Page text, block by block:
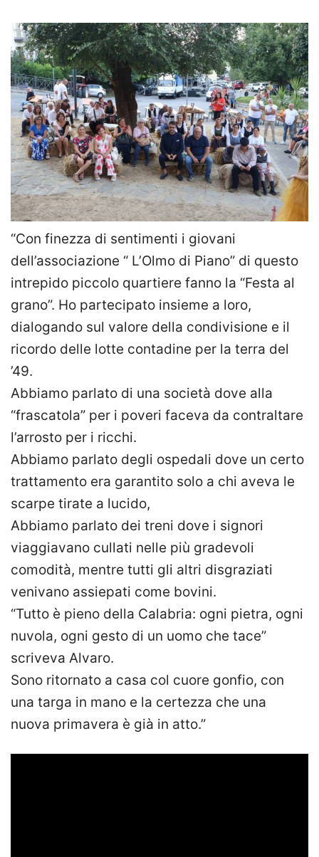
“Con finezza di sentimenti i giovani
dell’associazione “ L’Olmo di Piano” di questo
intrepido piccolo quartiere fanno la “Festa al
grano”. Ho partecipato insieme a loro,
dialogando sul valore della condivisione e il
ricordo delle lotte contadine per la terra del
’49.
Abbiamo parlato di una società dove alla
“frascatola” per i poveri faceva da contraltare
l’arrosto per i ricchi.
Abbiamo parlato degli ospedali dove un certo
trattamento era garantito solo a chi aveva le
scarpe tirate a lucido,
Abbiamo parlato dei treni dove i signori
viaggiavano cullati nelle più gradevoli
comodità, mentre tutti gli altri disgraziati
venivano assiepati come bovini.
“Tutto è pieno della Calabria: ogni pietra, ogni
nuvola, ogni gesto di un uomo che tace”
scriveva Alvaro.
Sono ritornato a casa col cuore gonfio, con
una targa in mano e la certezza che una
nuova primavera è già in atto.”